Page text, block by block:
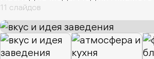
11 слайдов